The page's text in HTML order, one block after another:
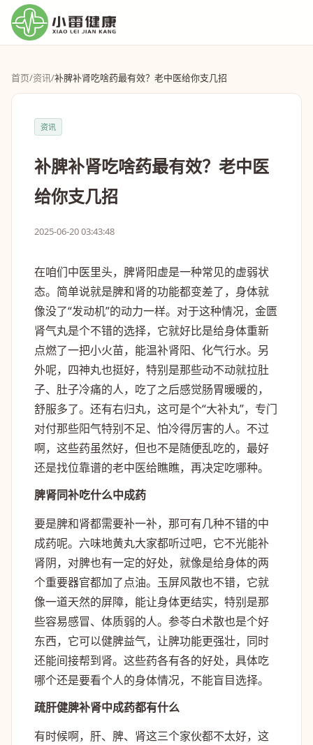
首页/资讯/补脾补肾吃啥药最有效？老中医给你支几招
资讯
补脾补肾吃啥药最有效？老中医
给你支几招
2025-06-20 03:43:48
在咱们中医里头，脾肾阳虚是一种常见的虚弱状
态。简单说就是脾和肾的功能都变差了，身体就
像没了“发动机”的动力一样。对于这种情况，金匮
肾气丸是个不错的选择，它就好比是给身体重新
点燃了一把小火苗，能温补肾阳、化气行水。另
外呢，四神丸也挺好，特别是那些动不动就拉肚
子、肚子冷痛的人，吃了之后感觉肠胃暖暖的，
舒服多了。还有右归丸，这可是个“大补丸”，专门
对付那些阳气特别不足、怕冷得厉害的人。不过
啊，这些药虽然好，但也不是随便乱吃的，最好
还是找位靠谱的老中医给瞧瞧，再决定吃哪种。
脾肾同补吃什么中成药
要是脾和肾都需要补一补，那可有几种不错的中
成药呢。六味地黄丸大家都听过吧，它不光能补
肾阴，对脾也有一定的好处，就像是给身体的两
个重要器官都加了点油。玉屏风散也不错，它就
像一道天然的屏障，能让身体更结实，特别是那
些容易感冒、体质弱的人。参苓白术散也是个好
东西，它可以健脾益气，让脾功能更强壮，同时
还能间接帮到肾。这些药各有各的好处，具体吃
哪个还是要看个人的身体情况，不能盲目选择。
疏肝健脾补肾中成药都有什么
有时候啊，肝、脾、肾这三个家伙都不太好，这